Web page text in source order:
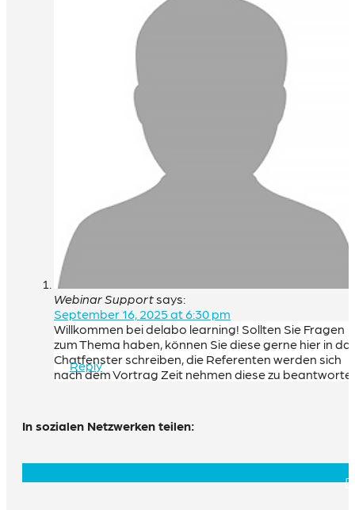
Webinar Supportsays:
September 16, 2025 at 6:30 pm
Willkommen bei delabo learning! Sollten Sie Fragen
zum Thema haben, können Sie diese gerne hier in
Chatfenster schreiben, die Referenten werden sich
nach dem Vortrag Zeit nehmen diese zu
Reply
In sozialen Netzwerken teilen: